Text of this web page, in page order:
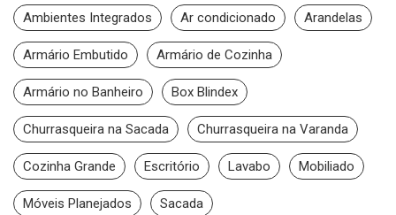
Ambientes Integrados Ar condicionado Arandelas
Armário Embutido Armário de Cozinha
Armário no Banheiro Box Blindex
Churrasqueira na Sacada Churrasqueira na Varanda
Cozinha Grande Escritório Lavabo Mobiliado
Móveis Planejados Sacada